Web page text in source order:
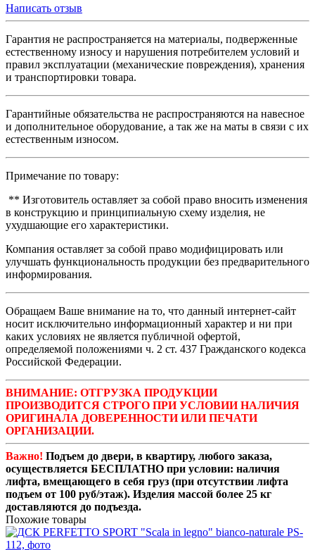
Написать отзыв
Гарантия не распространяется на материалы, подверженные
естественному износу и нарушения потребителем условий и
правил эксплуатации (механические повреждения), хранения
и транспортировки товара.
Гарантийные обязательства не распространяются на навесное
и дополнительное оборудование, а так же на маты в связи с их
естественным износом.
Примечание по товару:
** Изготовитель оставляет за собой право вносить изменения
в конструкцию и принципиальную схему изделия, не
ухудшающие его характеристики.
Компания оставляет за собой право модифицировать или
улучшать функциональность продукции без предварительного
информирования.
Обращаем Ваше внимание на то, что данный интернет-сайт
носит исключительно информационный характер и ни при
каких условиях не является публичной офертой,
определяемой положениями ч. 2 ст. 437 Гражданского кодекса
Российской Федерации.
ВНИМАНИЕ: ОТГРУЗКА ПРОДУКЦИИ
ПРОИЗВОДИТСЯ СТРОГО ПРИ УСЛОВИИ НАЛИЧИЯ
ОРИГИНАЛА ДОВЕРЕННОСТИ ИЛИ ПЕЧАТИ
ОРГАНИЗАЦИИ.
Важно! Подъем до двери, в квартиру, любого заказа,
осуществляется БЕСПЛАТНО при условии: наличия
лифта, вмещающего в себя груз (при отсутствии лифта
подъем от 100 руб/этаж). Изделия массой более 25 кг
доставляются до подъезда.
Похожие товары